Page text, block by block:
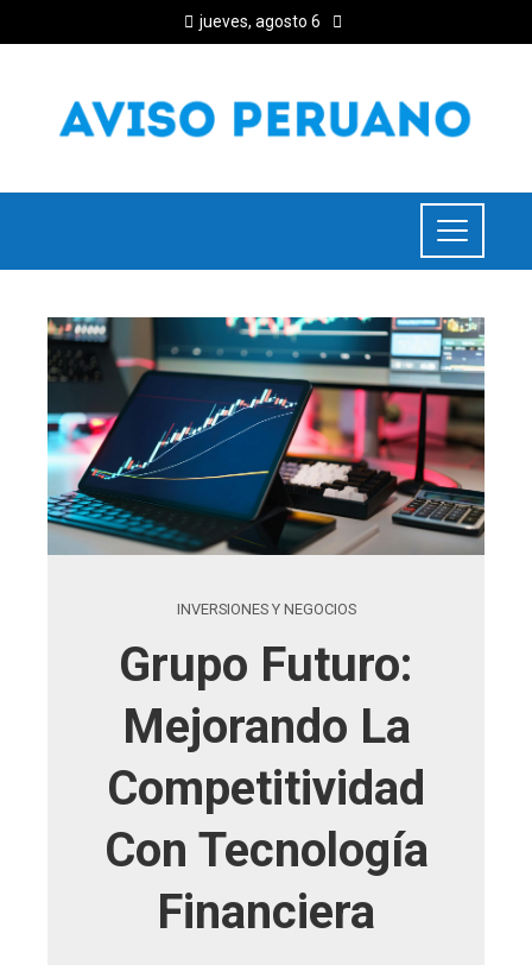
jueves, agosto 6
INVERSIONES Y NEGOCIOS
Grupo Futuro:
Mejorando La
Competitividad
Con Tecnología
Financiera